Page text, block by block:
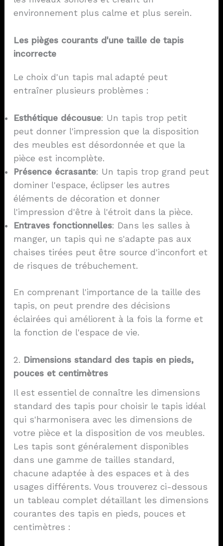
environnement plus calme et plus serein.
Les pièges courants d'une taille de tapis
incorrecte
Le choix d'un tapis mal adapté peut
entraîner plusieurs problèmes :
Esthétique décousue: Un tapis trop petit
peut donner l'impression que la disposition
des meubles est désordonnée et que la
pièce est incomplète.
Présence écrasante: Un tapis trop grand peut
dominer l'espace, éclipser les autres
éléments de décoration et donner
l'impression d'être à l'étroit dans la pièce.
Entraves fonctionnelles: Dans les salles à
manger, un tapis qui ne s'adapte pas aux
chaises tirées peut être source d'inconfort et
de risques de trébuchement.
En comprenant l'importance de la taille des
tapis, on peut prendre des décisions
éclairées qui améliorent à la fois la forme et
la fonction de l'espace de vie.
2. Dimensions standard des tapis en pieds,
pouces et centimètres
Il est essentiel de connaître les dimensions
standard des tapis pour choisir le tapis idéal
qui s'harmonisera avec les dimensions de
votre pièce et la disposition de vos meubles.
Les tapis sont généralement disponibles
dans une gamme de tailles standard,
chacune adaptée à des espaces et à des
usages différents. Vous trouverez ci-dessous
un tableau complet détaillant les dimensions
courantes des tapis en pieds, pouces et
centimètres :